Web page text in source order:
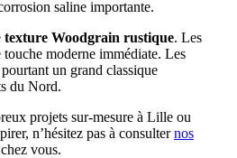
saline importante.
texture Woodgrain rustique. Les
moderne immédiate. Les
un grand classique
du Nord.
projets sur-mesure à Lille ou
n’hésitez pas à consulternos
vous.